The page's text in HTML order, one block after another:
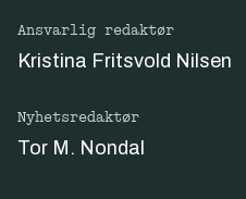
Ansvarlig redaktør
Kristina Fritsvold Nilsen
Nyhetsredaktør
Tor M. Nondal